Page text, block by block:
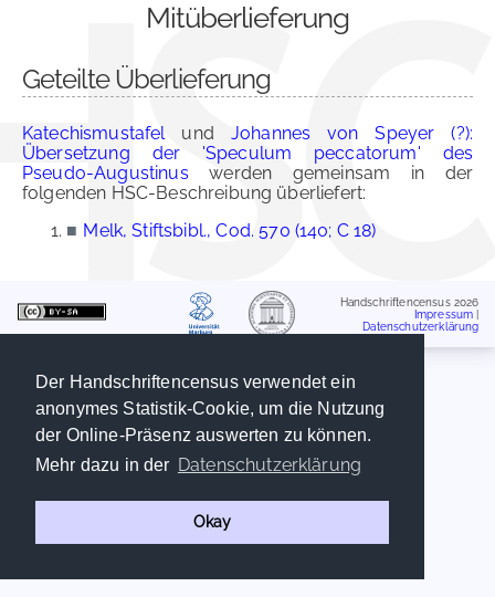
Der Handschriftencensus verwendet ein
anonymes Statistik-Cookie, um die Nutzung
der Online-Präsenz auswerten zu können.
Mehr dazu in der Datenschutzerklärung
Okay
Mitüberlieferung
Geteilte Überlieferung
Katechismustafelund Johannes von Speyer (?):
Übersetzung der 'Speculum peccatorum' des
Pseudo-Augustinus werden gemeinsam in der
folgenden HSC-Beschreibung überliefert:
■ Melk, Stiftsbibl., Cod. 570 (140; C 18)
Handschriftencensus 2026
Impressum
Datenschutzerklärung